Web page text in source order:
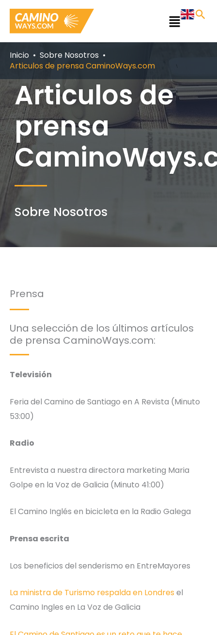
contenido
Main
Inicio
Sobre Nosotros
Articulos de prensa CaminoWays.com
Articulos de
prensa
Sobre Nosotros
Prensa
Una selección de los últimos artículos
de prensa CaminoWays.com:
Televisión
Feria del Camino de Santiago en A Revista (Minuto
53:00)
Radio
Entrevista a nuestra directora marketing Maria
Golpe en la Voz de Galicia (Minuto 41:00)
El Camino Inglés en bicicleta en la Radio Galega
Prensa escrita
Los beneficios del senderismo en EntreMayores
La ministra de Turismo respalda en Londres el
Camino Ingles en La Voz de Galicia